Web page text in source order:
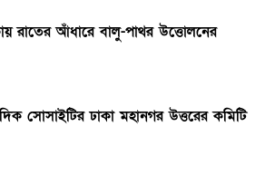
রাতের আঁধারে বালু-পাথর উত্তোলনের
সোসাইটির ঢাকা মহানগর উত্তরের কমিটি